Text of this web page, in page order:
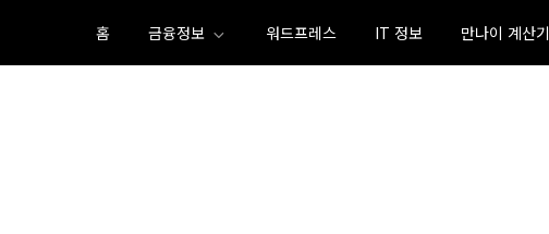
content
홈 금융정보 워드프레스 IT 정보 만나이 계산기